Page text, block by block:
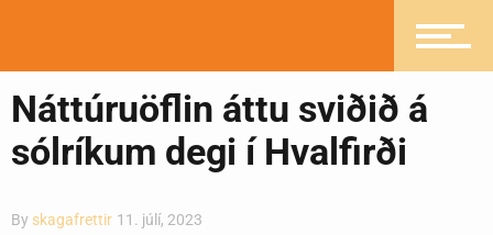
Pistlar
Náttúruöflin áttu sviðið á
sólríkum degi í Hvalfirði
By skagafrettir 11. júlí, 2023